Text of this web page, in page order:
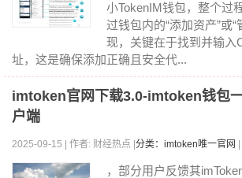
小TokenIM钱包，整个过
过钱包内的“添加资产”或“
现，关键在于找到并输入
址，这是确保添加正确且安全代...
imtoken官网下载3.0-imtoken钱包
户端
2025-09-15 | 作者: 财经热点 | 分类：imtoken唯一官网
，部分用户反馈其